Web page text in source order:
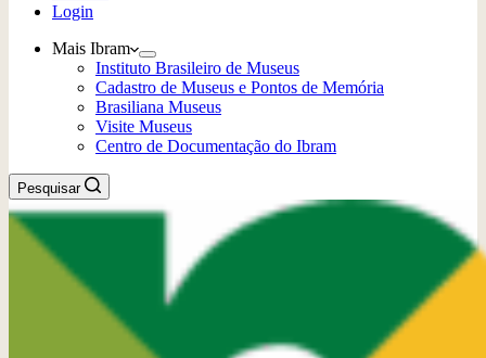
Login
Mais Ibram
Instituto Brasileiro de Museus
Cadastro de Museus e Pontos de Memória
Brasiliana Museus
Visite Museus
Centro de Documentação do Ibram
Pesquisar